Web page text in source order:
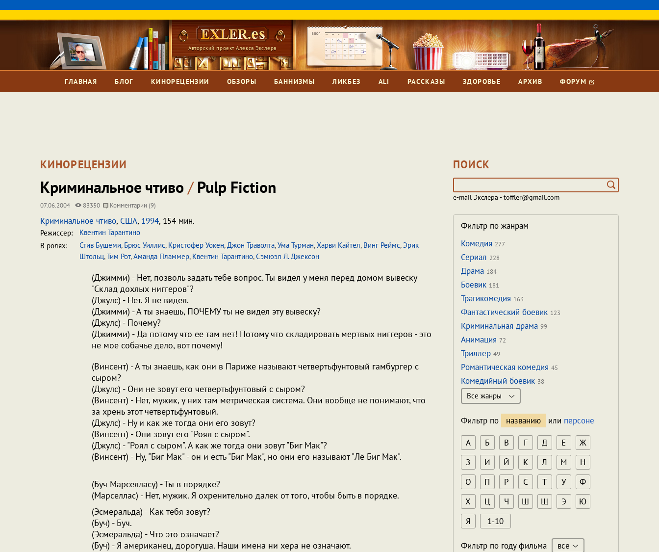
Авторский проект Алекса Экслера
ГЛАВНАЯ БЛОГ КИНОРЕЦЕНЗИИ ОБЗОРЫ БАННИЗМЫ ЛИКБЕЗ ALI РАССКАЗЫ ЗДОРОВЬЕ АРХИВ ФОРУМ
КИНОРЕЦЕНЗИИ
Криминальное чтиво /Pulp Fiction
07.06.2004 83350 Комментарии (9)
Криминальное чтиво, США, 1994, 154 мин.
Режиссер:
Квентин Тарантино
В ролях:
Стив Бушеми, Брюс Уиллис, Кристофер Уокен,Джон Траволта,Ума Турман,Харви Кайтел, Винг Реймс,Эрик
Штольц,Тим Рот,Аманда Пламмер, Квентин Тарантино,Сэмюэл Л. Джексон
(Джимми) - Нет, позволь задать тебе вопрос. Ты видел у меня перед домом вывеску
"Склад дохлых ниггеров"?
(Джулс) - Нет. Я не видел.
(Джимми) - А ты знаешь, ПОЧЕМУ ты не видел эту вывеску?
(Джулс) - Почему?
(Джимми) - Да потому что ее там нет! Потому что складировать мертвых ниггеров - это
не мое собачье дело, вот почему!
(Винсент) - А ты знаешь, как они в Париже называют четвертьфунтовый гамбургер с
сыром?
(Джулс) - Они не зовут его четвертьфунтовый с сыром?
(Винсент) - Нет, мужик, у них там метрическая система. Они вообще не понимают, что
за хрень этот четвертьфунтовый.
(Джулс) - Ну и как же тогда они его зовут?
(Винсент) - Они зовут его "Роял с сыром".
(Джулс) - "Роял с сыром". А как же тогда они зовут "Биг Мак"?
(Винсент) - Ну, "Биг Мак" - он и есть "Биг Мак", но они его называют "Лё Биг Мак".
(Буч Марселласу) - Ты в порядке?
(Марселлас) - Нет, мужик. Я охренительно далек от того, чтобы быть в порядке.
(Эсмеральда) - Как тебя зовут?
(Буч) - Буч.
(Эсмеральда) - Что это означает?
(Буч) - Я американец, дорогуша. Наши имена ни хера не означают.
ПОИСК
e-mail Экслера - toffler@gmail.com
Фильтр по жанрам
Комедия 277
Сериал 228
Драма 184
Боевик 181
Трагикомедия 163
Фантастический боевик 123
Криминальная драма 99
Анимация 72
Триллер 49
Романтическая комедия 45
Комедийный боевик 38
Все жанры
Фильтр по названию или персоне
А Б В Г Д Е
Ж
З
И Й К Л М
Н
О
П Р С Т У
Ф
Х
Ц Ч Ш Щ Э
Ю
Я
1-10
Фильтр по году фильма все